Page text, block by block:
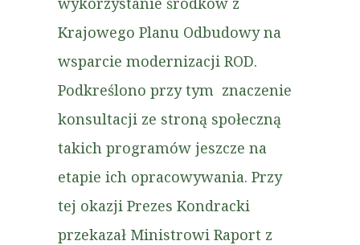
Krajowego Planu Odbudowy na
wsparcie modernizacji ROD.
Podkreślono przy tym znaczenie
konsultacji ze stroną społeczną
takich programów jeszcze na
etapie ich opracowywania. Przy
tej okazji Prezes Kondracki
przekazał Ministrowi Raport z